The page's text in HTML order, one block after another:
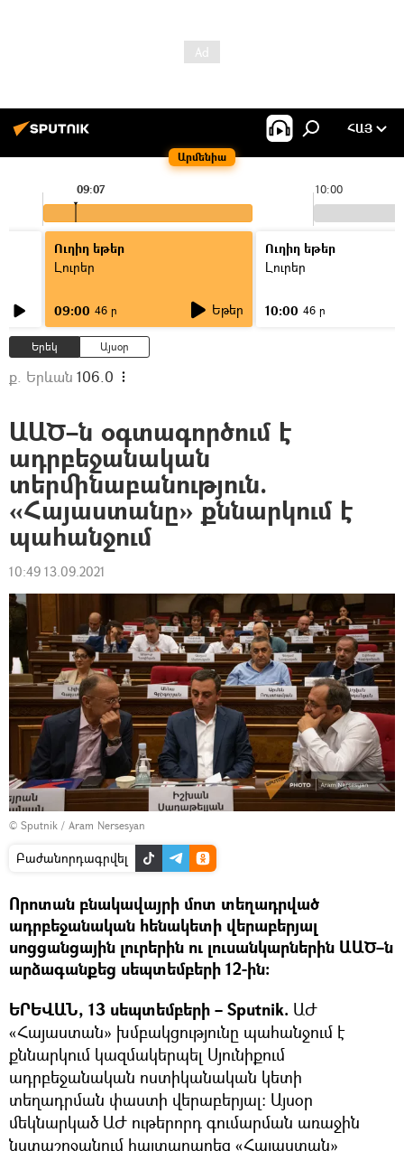
Արմենիա
ՀԱՅ
10:00
09:07
Ուղիղ եթեր
Լուրեր
09:00 46 ր Եթեր
Ուղիղ եթեր
Լուրեր
10:00 46 ր
Երեկ Այսօր
ք. Երևան 106.0
ԱԱԾ–ն օգտագործում է
ադրբեջանական
տերմինաբանություն.
«Հայաստանը» քննարկում է
պահանջում
10:49 13.09.2021
© Sputnik / Aram Nersesyan
Բաժանորդագրվել
Որոտան բնակավայրի մոտ տեղադրված
ադրբեջանական հենակետի վերաբերյալ
սոցցանցային լուրերին ու լուսանկարներին ԱԱԾ–ն
արձագանքեց սեպտեմբերի 12-ին։
ԵՐԵՎԱՆ, 13 սեպտեմբերի – Sputnik. ԱԺ
«Հայաստան» խմբակցությունը պահանջում է
քննարկում կազմակերպել Սյունիքում
ադրբեջանական ոստիկանական կետի
տեղադրման փաստի վերաբերյալ։ Այսօր
մեկնարկած ԱԺ ութերորդ գումարման առաջին
նստաշրջանում հայտարարեց «Հայաստան»